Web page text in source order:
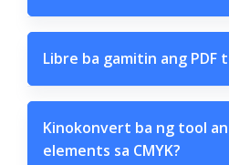
Libre ba gamitin ang PDF
Kinokonvert ba ng tool
elements sa CMYK?